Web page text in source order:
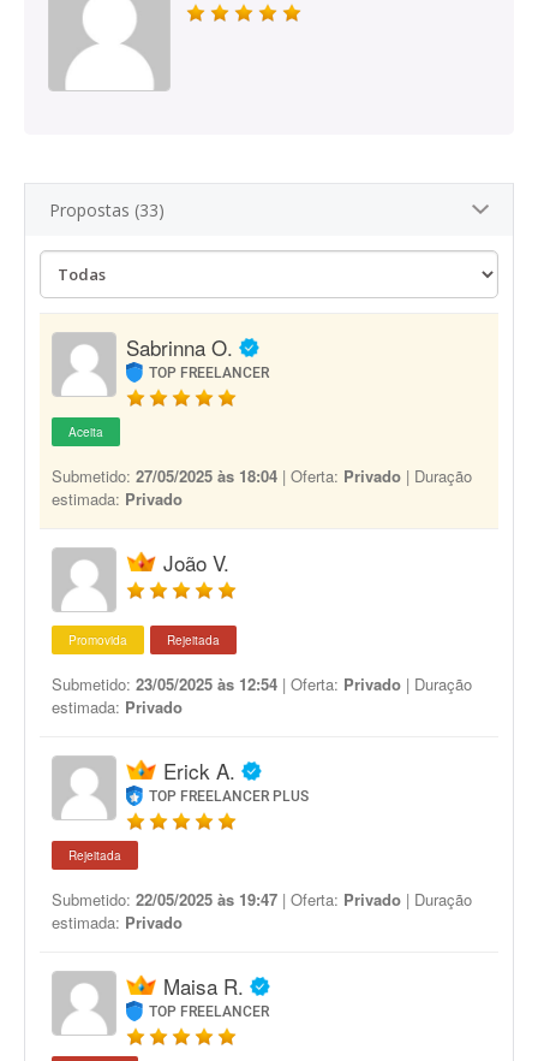
Propostas (33)
Sabrinna O.
TOP FREELANCER
Aceita
Submetido: 27/05/2025 às 18:04 | Oferta: Privado | Duração
estimada: Privado
João V.
Promovida Rejeitada
Submetido: 23/05/2025 às 12:54 | Oferta: Privado | Duração
estimada: Privado
Erick A.
TOP FREELANCER PLUS
Rejeitada
Submetido: 22/05/2025 às 19:47 | Oferta: Privado | Duração
estimada: Privado
Maisa R.
TOP FREELANCER